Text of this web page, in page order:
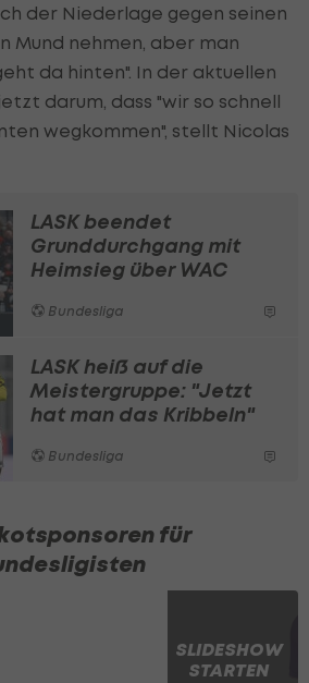
der Niederlage gegen seinen
Mund nehmen, aber man
da hinten". In der aktuellen
darum, dass "wir so schnell
wegkommen", stellt Nicolas
LASK beendet
Grunddurchgang mit
Heimsieg über WAC
Bundesliga
LASK heiß auf die
Meistergruppe: "Jetzt
hat man das Kribbeln"
Bundesliga
für
SLIDESHOW
STARTEN